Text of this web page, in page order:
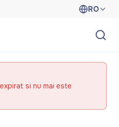
RO
si nu mai este